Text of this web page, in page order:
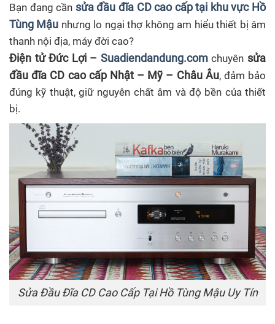
Bạn đang cần sửa đầu đĩa CD cao cấp tại khu vực Hồ
Tùng Mậu nhưng lo ngại thợ không am hiểu thiết bị âm
thanh nội địa, máy đời cao?
Điện tử Đức Lợi – Suadiendandung.comchuyên sửa
đầu đĩa CD cao cấp Nhật – Mỹ – Châu Âu, đảm bảo
đúng kỹ thuật, giữ nguyên chất âm và độ bền của thiết
bị.
Sửa Đầu Đĩa CD Cao Cấp Tại Hồ Tùng Mậu Uy Tín